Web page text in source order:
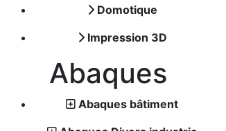
Domotique
Impression 3D
Abaques
Abaques bâtiment